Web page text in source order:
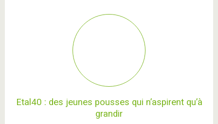
Etal40 : des jeunes pousses qui n’aspirent qu’à
grandir